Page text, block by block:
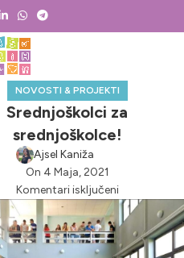
NOVOSTI & PROJEKTI
Srednjoškolci za
srednjoškolce!
Ajsel Kaniža
On 4 Maja, 2021
Komentari isključeni